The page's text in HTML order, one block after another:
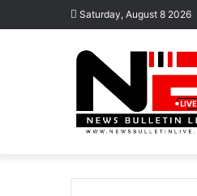
Saturday, August 8 2026